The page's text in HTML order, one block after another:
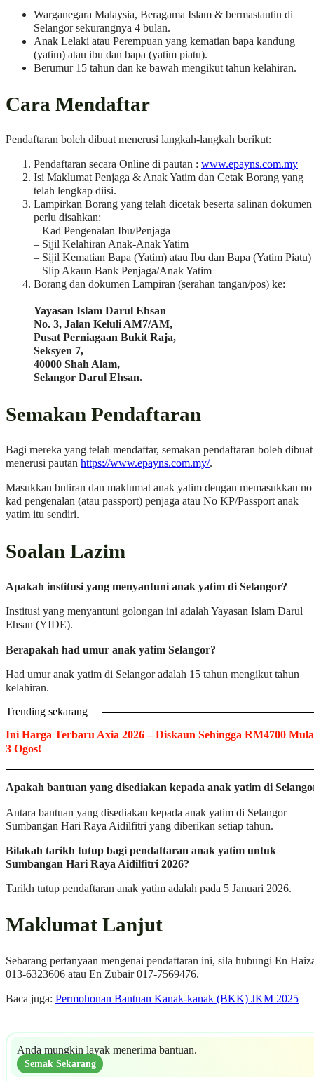
Warganegara Malaysia, Beragama Islam & bermastautin di
Selangor sekurangnya 4 bulan.
Anak Lelaki atau Perempuan yang kematian bapa kandung
(yatim) atau ibu dan bapa (yatim piatu).
Berumur 15 tahun dan ke bawah mengikut tahun kelahiran.
Cara Mendaftar
Pendaftaran boleh dibuat menerusi langkah-langkah berikut:
Pendaftaran secara Online di pautan : www.epayns.com.my
Isi Maklumat Penjaga & Anak Yatim dan Cetak Borang yang
telah lengkap diisi.
Lampirkan Borang yang telah dicetak beserta salinan dokumen
perlu disahkan:
– Kad Pengenalan Ibu/Penjaga
– Sijil Kelahiran Anak-Anak Yatim
– Sijil Kematian Bapa (Yatim) atau Ibu dan Bapa (Yatim Piatu)
– Slip Akaun Bank Penjaga/Anak Yatim
Borang dan dokumen Lampiran (serahan tangan/pos) ke:
Yayasan Islam Darul Ehsan
No. 3, Jalan Keluli AM7/AM,
Pusat Perniagaan Bukit Raja,
Seksyen 7,
40000 Shah Alam,
Selangor Darul Ehsan.
Semakan Pendaftaran
Bagi mereka yang telah mendaftar, semakan pendaftaran boleh dibuat
menerusi pautan https://www.epayns.com.my/.
Masukkan butiran dan maklumat anak yatim dengan memasukkan no
kad pengenalan (atau passport) penjaga atau No KP/Passport anak
yatim itu sendiri.
Soalan Lazim
Apakah institusi yang menyantuni anak yatim di Selangor?
Institusi yang menyantuni golongan ini adalah Yayasan Islam Darul
Ehsan (YIDE).
Berapakah had umur anak yatim Selangor?
Had umur anak yatim di Selangor adalah 15 tahun mengikut tahun
kelahiran.
Trending sekarang
Ini Harga Terbaru Axia 2026 – Diskaun Sehingga RM4700
3 Ogos!
Apakah bantuan yang disediakan kepada anak yatim di
Antara bantuan yang disediakan kepada anak yatim di Selangor
Sumbangan Hari Raya Aidilfitri yang diberikan setiap tahun.
Bilakah tarikh tutup bagi pendaftaran anak yatim untuk
Sumbangan Hari Raya Aidilfitri 2026?
Tarikh tutup pendaftaran anak yatim adalah pada 5 Januari 2026.
Maklumat Lanjut
Sebarang pertanyaan mengenai pendaftaran ini, sila hubungi En
013-6323606 atau En Zubair 017-7569476.
Baca juga: Permohonan Bantuan Kanak-kanak (BKK) JKM 2025
Anda mungkin layak menerima bantuan.
Semak Sekarang